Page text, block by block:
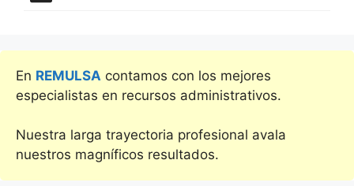
En REMULSA contamos con los mejores
especialistas en recursos administrativos.
Nuestra larga trayectoria profesional avala
nuestros magníficos resultados.